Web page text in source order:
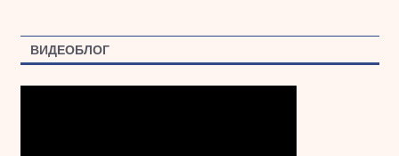
ВИДЕОБЛОГ